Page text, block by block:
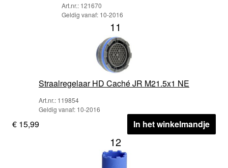
Art.nr.: 121670
Geldig vanaf: 10-2016
11
Straalregelaar HD Caché JR M21.5x1 NE
Art.nr.: 119854
Geldig vanaf: 10-2016
€ 15,99 In het winkelmandje
12